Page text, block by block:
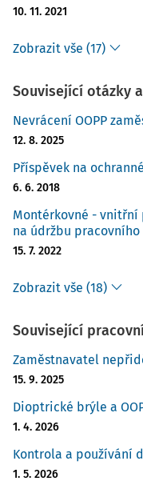
10. 11. 2021
Zobrazit vše (17)
Související otázky
Nevrácení OOPP
12. 8. 2025
Příspěvek na
6. 6. 2018
Montérkovné - vnitřní
na údržbu
15. 7. 2022
Zobrazit vše (18)
Související
Zaměstnavatel
15. 9. 2025
Dioptrické brýle a
1. 4. 2026
Kontrola a používání
1. 5. 2026